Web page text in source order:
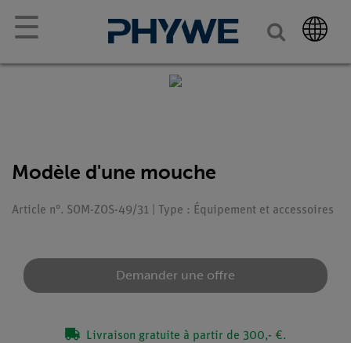
☰
Modèle d'une mouche
Article n°. SOM-ZOS-49/31 | Type : Équipement et accessoires
Demander une offre
Livraison gratuite à partir de 300,- €.